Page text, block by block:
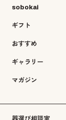
sobokai
ギフト
おすすめ
ギャラリー
マガジン